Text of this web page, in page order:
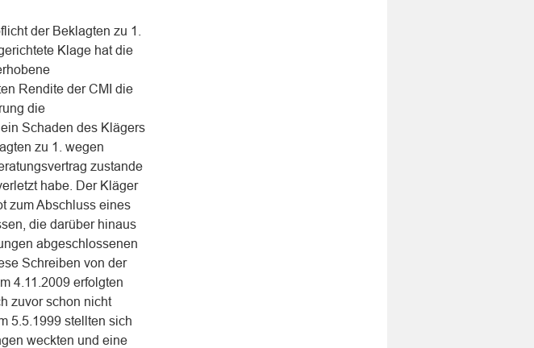
der Beklagten zu 1.
Klage hat die
Rendite der CMI die
die
Schaden des Klägers
zu 1. wegen
zustande
habe. Der Kläger
zum Abschluss eines
die darüber hinaus
abgeschlossenen
Schreiben von der
4.11.2009 erfolgten
zuvor schon nicht
5.5.1999 stellten sich
weckten und eine